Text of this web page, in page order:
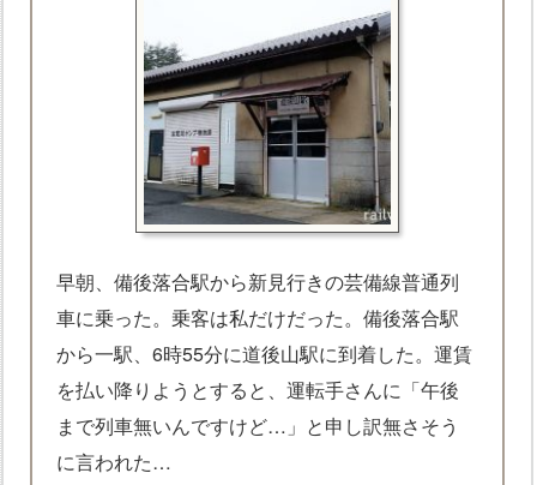
早朝、備後落合駅から新見行きの芸備線普通列
車に乗った。乗客は私だけだった。備後落合駅
から一駅、6時55分に道後山駅に到着した。運賃
を払い降りようとすると、運転手さんに「午後
まで列車無いんですけど…」と申し訳無さそう
に言われた…